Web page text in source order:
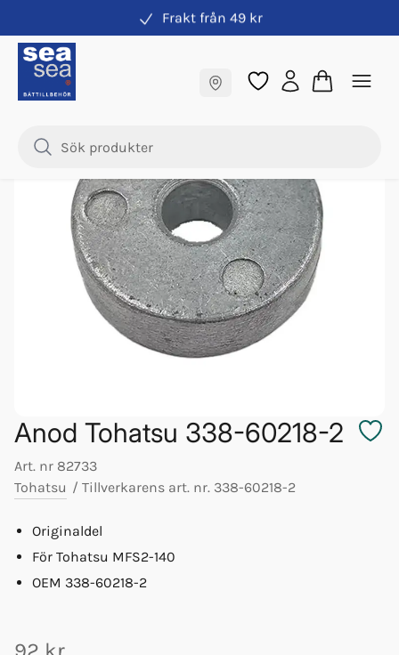
Frakt från 49 kr
Samma pris online & i butik
Nyhet
Anod Tohatsu 338-60218-2
Art. nr 82733
Tohatsu / Tillverkarens art. nr. 338-60218-2
Originaldel
För Tohatsu MFS2-140
OEM 338-60218-2